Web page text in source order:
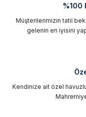
%100
Müşterilerimizin tatil
gelenin en iyisini
Kendinize ait özel